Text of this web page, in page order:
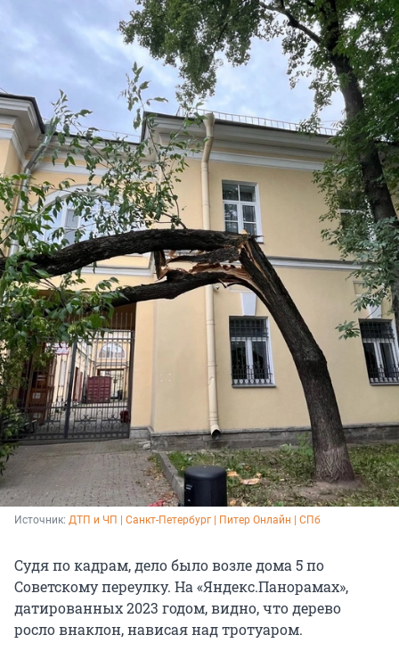
Источник: ДТП и ЧП | Санкт-Петербург | Питер Онлайн | СПб
Судя по кадрам, дело было возле дома 5 по
Советскому переулку. На «Яндекс.Панорамах»,
датированных 2023 годом, видно, что дерево
росло внаклон, нависая над тротуаром.